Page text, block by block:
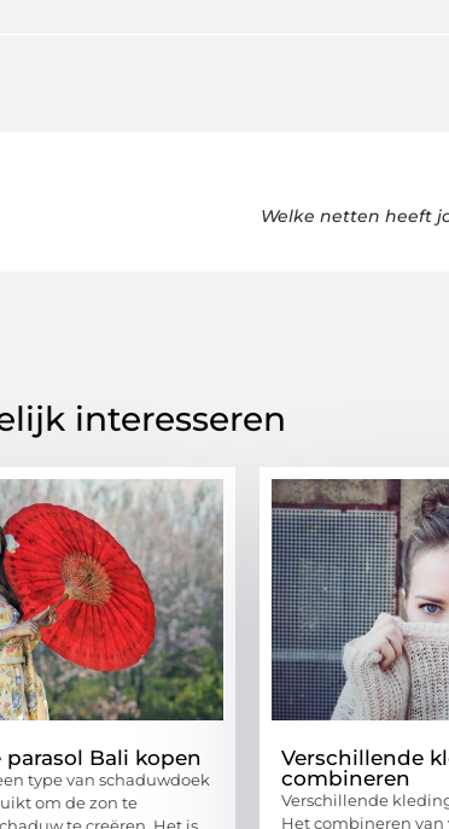
Welke netten heeft
interesseren
parasol Bali kopen
type van schaduwdoek
om de zon te
te creëren. Het is
Verschillende
combineren
Verschillende
Het combineren